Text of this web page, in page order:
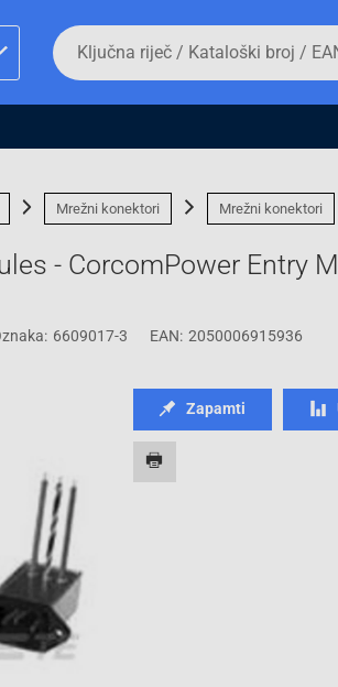
proizvoda i
Fizičko lice
Da
biste
potražili
proizvod,
broj,
EAN
serijski
Mrežni konektori Mrežni konektori
- CorcomPower Entry
6609017-3 EAN: 2050006915936
Zapamti